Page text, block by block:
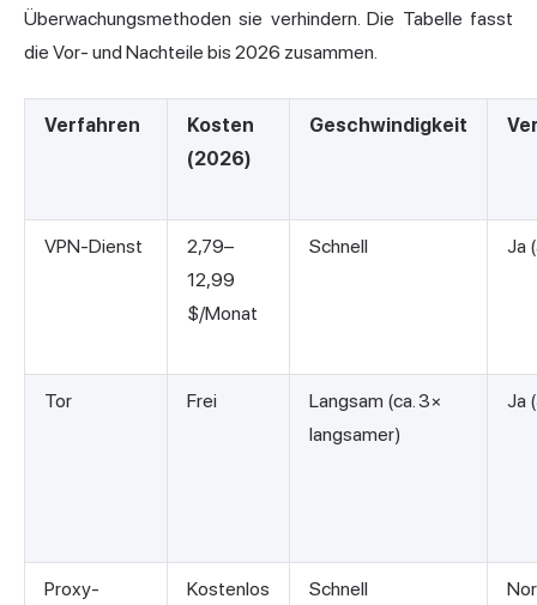
Überwachungsmethoden sie verhindern. Die Tabelle fasst
die Vor- und Nachteile bis 2026 zusammen.
Verfahren
Kosten
(2026)
Geschwindigkeit
VPN-Dienst
2,79–
12,99
$/Monat
Schnell Ja
Tor Frei
Langsam (ca. 3×
langsamer)
Ja
Proxy-
Kostenlos
Schnell